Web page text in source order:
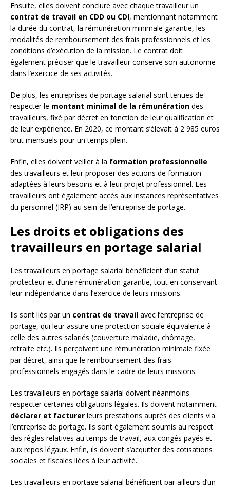
Ensuite, elles doivent conclure avec chaque travailleur un
contrat de travail en CDD ou CDI, mentionnant notamment
la durée du contrat, la rémunération minimale garantie, les
modalités de remboursement des frais professionnels et les
conditions d’exécution de la mission. Le contrat doit
également préciser que le travailleur conserve son autonomie
dans l’exercice de ses activités.
De plus, les entreprises de portage salarial sont tenues de
respecter le montant minimal de la rémunération des
travailleurs, fixé par décret en fonction de leur qualification et
de leur expérience. En 2020, ce montant s’élevait à 2 985 euros
brut mensuels pour un temps plein.
Enfin, elles doivent veiller à la formation professionnelle
des travailleurs et leur proposer des actions de formation
adaptées à leurs besoins et à leur projet professionnel. Les
travailleurs ont également accès aux instances représentatives
du personnel (IRP) au sein de l’entreprise de portage.
Les droits et obligations des
travailleurs en portage salarial
Les travailleurs en portage salarial bénéficient d’un statut
protecteur et d’une rémunération garantie, tout en conservant
leur indépendance dans l’exercice de leurs missions.
Ils sont liés par un contrat de travail avec l’entreprise de
portage, qui leur assure une protection sociale équivalente à
celle des autres salariés (couverture maladie, chômage,
retraite etc.). Ils perçoivent une rémunération minimale fixée
par décret, ainsi que le remboursement des frais
professionnels engagés dans le cadre de leurs missions.
Les travailleurs en portage salarial doivent néanmoins
respecter certaines obligations légales. Ils doivent notamment
déclarer et facturer leurs prestations auprès des clients via
l’entreprise de portage. Ils sont également soumis au respect
des règles relatives au temps de travail, aux congés payés et
aux repos légaux. Enfin, ils doivent s’acquitter des cotisations
sociales et fiscales liées à leur activité.
Les travailleurs en portage salarial bénéficient par ailleurs d’un